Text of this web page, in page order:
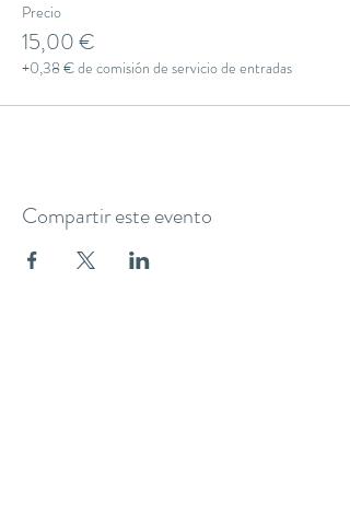
Precio
15,00 €
+0,38 € de comisión de servicio de entradas
Compartir este evento